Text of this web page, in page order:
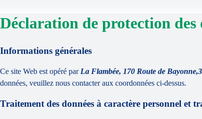
Déclaration de protection des
Informations générales
Ce site Web est opéré par La Flambée, 170 Route de
données, veuillez nous contacter aux coordonnées ci-dessus.
Traitement des données à caractère personnel et